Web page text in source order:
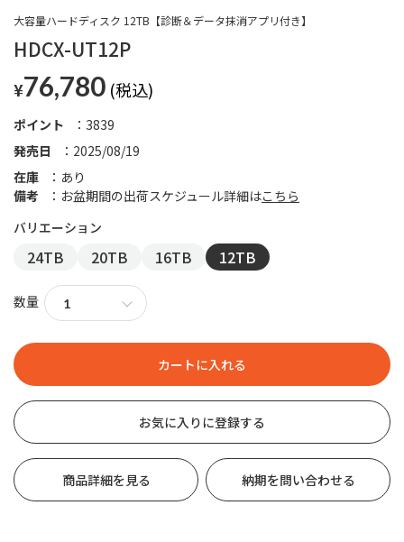
HDCX-UT12P
大容量ハードディスク 12TB【診断＆データ抹消アプリ付き】
¥76,780
発売日 2025/08/19
ポイント 3839
在庫
あり
備考
お盆期間の出荷スケジュール詳細はこちら
24TB 20TB 16TB 12TB
数量
お気に入りに登録する
商品詳細を見る 納期を問い合わせる